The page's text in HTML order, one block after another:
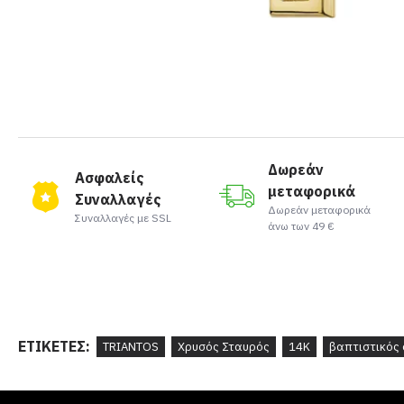
Ασφαλείς
Συναλλαγές
Συναλλαγές με SSL
Δωρεάν
μεταφορικά
Δωρεάν μεταφορικά
άνω των 49 €
ΕΤΙΚΈΤΕΣ: TRIANTOS Χρυσός Σταυρός 14K